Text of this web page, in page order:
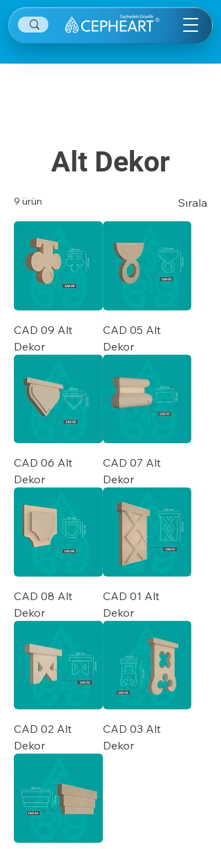
Alt Dekor
9 ürün Sırala
CAD 09 Alt
Dekor
CAD 05 Alt
Dekor
CAD 06 Alt
Dekor
CAD 07 Alt
Dekor
CAD 08 Alt
Dekor
CAD 01 Alt
Dekor
CAD 02 Alt
Dekor
CAD 03 Alt
Dekor